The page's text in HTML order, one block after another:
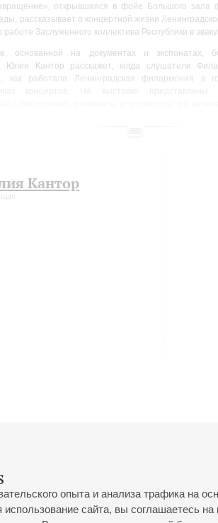
опыта и анализа трафика на
сайта, вы соглашаетесь
открывшаяся в фойе Большого
рассказывает о концертной жизни
работе Заслуженного коллектива Республики в
основанной на документах и экспонатах,
Юлия Кантор расскажет, когда слушатели
как работала Ленинградская филармония
тем: сохранение и восстановление афиш и
здания филармонии. Также будут представлены
Д.Д. Шостаковича К.И. Элиасбергу после
участников этого знакового события. Вы
филармонии в Новосибирске, в какие
Кантор